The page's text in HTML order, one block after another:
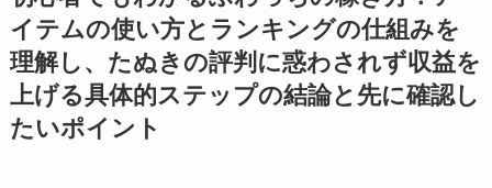
イテムの使い方とランキングの仕組みを
理解し、たぬきの評判に惑わされず収益を
上げる具体的ステップの結論と先に確認し
たいポイント